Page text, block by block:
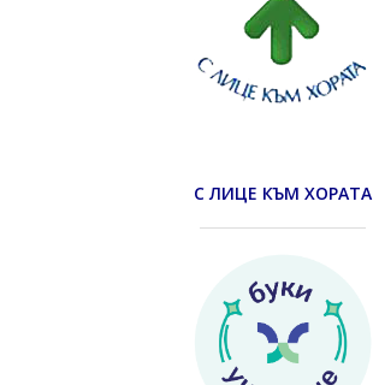
С ЛИЦЕ КЪМ ХОРАТА